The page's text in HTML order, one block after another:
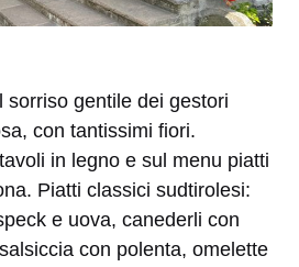
sorriso gentile dei gestori
con tantissimi fiori.
in legno e sul menu piatti
Piatti classici sudtirolesi:
e uova, canederli con
con polenta, omelette